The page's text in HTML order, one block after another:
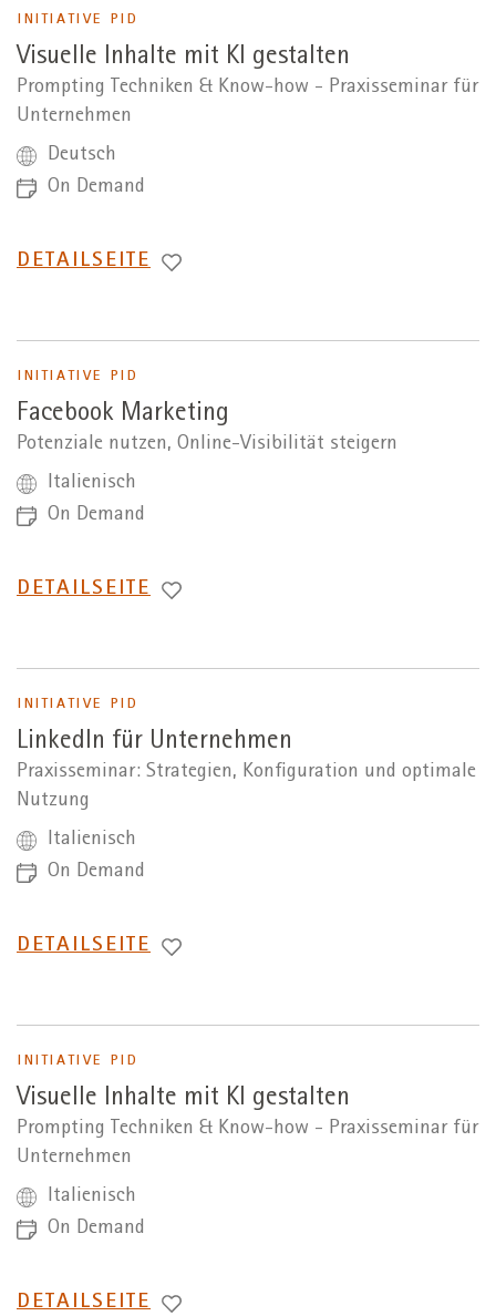
INITIATIVE PID
Visuelle Inhalte mit KI gestalten
Prompting Techniken & Know-how - Praxisseminar für
Unternehmen
Deutsch
On Demand
WECHSEL
DETAILSEITE
INITIATIVE PID
Facebook Marketing
Potenziale nutzen, Online-Visibilität steigern
Italienisch
On Demand
WECHSEL
DETAILSEITE
INITIATIVE PID
LinkedIn für Unternehmen
Praxisseminar: Strategien, Konfiguration und optimale
Nutzung
Italienisch
On Demand
WECHSEL
DETAILSEITE
INITIATIVE PID
Visuelle Inhalte mit KI gestalten
Prompting Techniken & Know-how - Praxisseminar für
Unternehmen
Italienisch
On Demand
WECHSEL
DETAILSEITE